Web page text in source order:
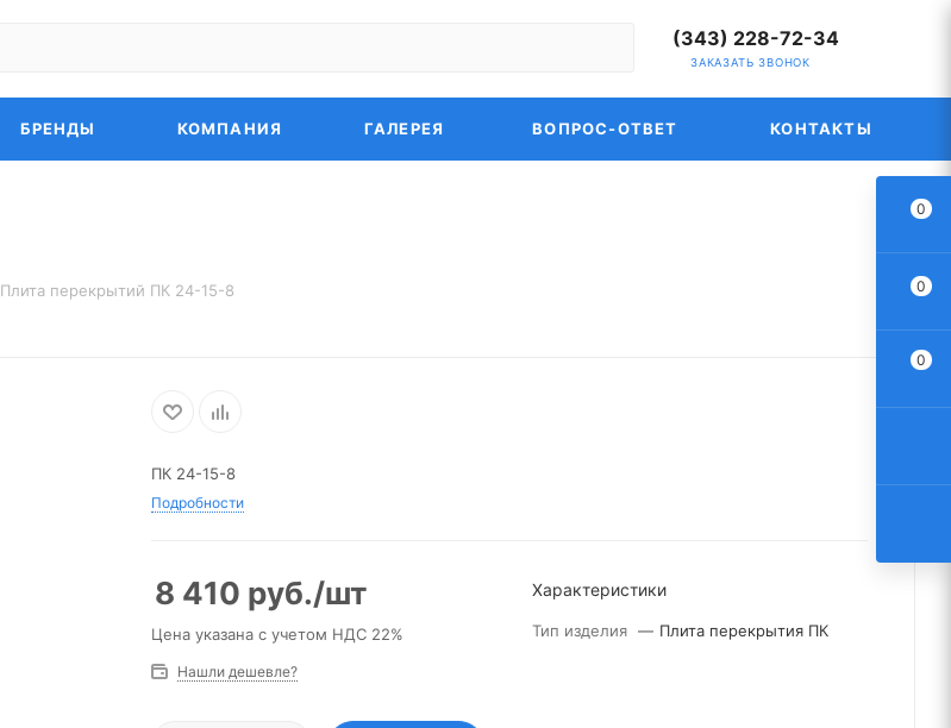
(343) 228-72-34
ЗАКАЗАТЬ ЗВОНОК
БРЕНДЫ КОМПАНИЯ ГАЛЕРЕЯ ВОПРОС-ОТВЕТ КОНТАКТЫ
Плита перекрытий ПК 24-15-8
ПК 24-15-8
Подробности
8 410 руб./шт
Цена указана с учетом НДС 22%
Нашли дешевле?
Характеристики
Тип изделия — Плита перекрытия ПК
0
0
0